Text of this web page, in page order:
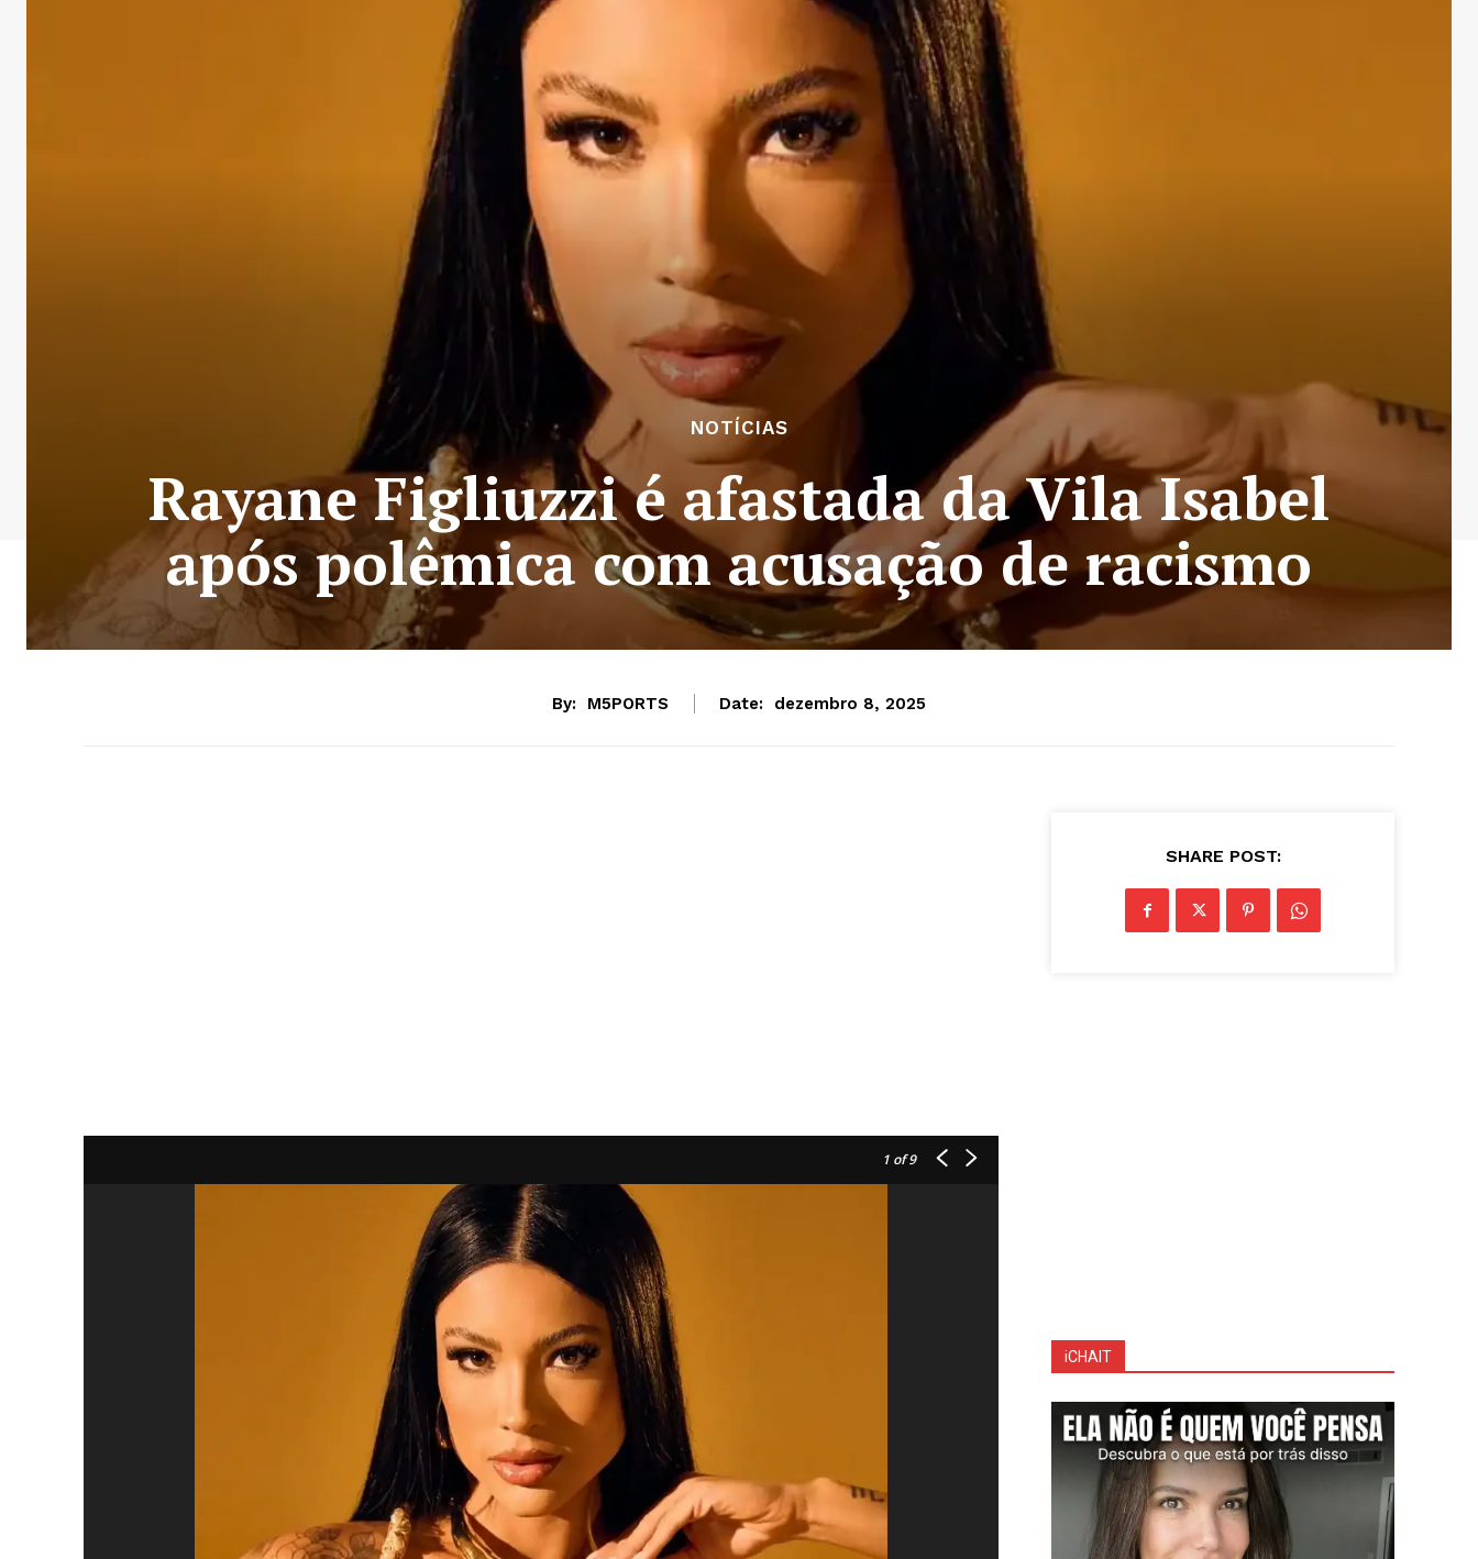
iCHAIT
Aprenda tudo sobre
Inteligência Artificial M5PORTS
NOTÍCIAS
Rayane Figliuzzi é afastada da Vila Isabel
após polêmica com acusação de racismo
By: M5PORTS Date: dezembro 8, 2025
1 of 9
SHARE POST:
iCHAIT